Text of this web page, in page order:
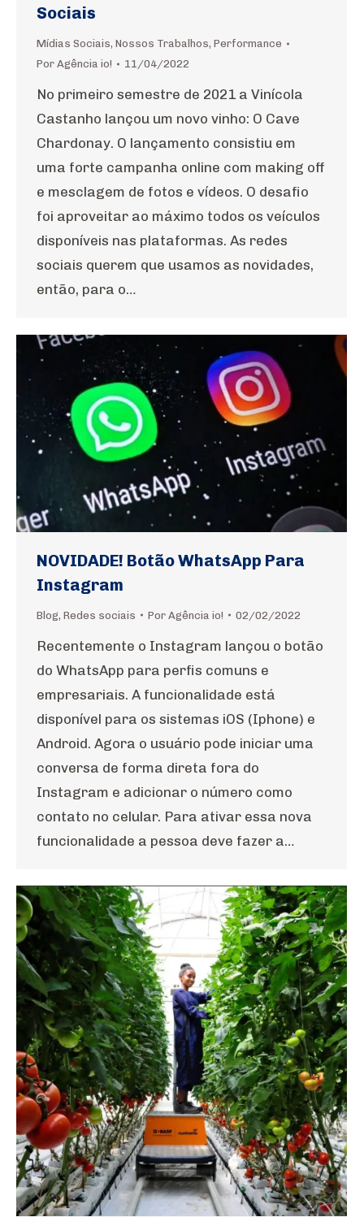
Sociais
Mídias Sociais, Nossos Trabalhos, Performance
Por Agência io! 11/04/2022
No primeiro semestre de 2021 a Vinícola
Castanho lançou um novo vinho: O Cave
Chardonay. O lançamento consistiu em
uma forte campanha online com making off
e mesclagem de fotos e vídeos. O desafio
foi aproveitar ao máximo todos os veículos
disponíveis nas plataformas. As redes
sociais querem que usamos as novidades,
então, para o…
NOVIDADE! Botão WhatsApp Para
Instagram
Blog, Redes sociais Por Agência io! 02/02/2022
Recentemente o Instagram lançou o botão
do WhatsApp para perfis comuns e
empresariais. A funcionalidade está
disponível para os sistemas iOS (Iphone) e
Android. Agora o usuário pode iniciar uma
conversa de forma direta fora do
Instagram e adicionar o número como
contato no celular. Para ativar essa nova
funcionalidade a pessoa deve fazer a…